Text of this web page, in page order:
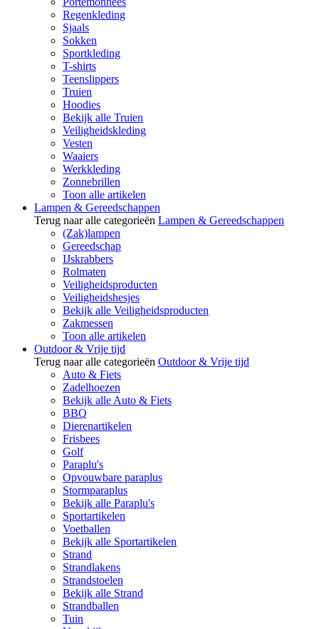
Regenkleding
Sjaals
Sokken
Sportkleding
T-shirts
Teenslippers
Truien
Hoodies
Bekijk alle Truien
Veiligheidskleding
Vesten
Waaiers
Werkkleding
Zonnebrillen
Toon alle artikelen
Lampen & Gereedschappen
Terug naar alle categorieën Lampen & Gereedschappen
(Zak)lampen
Gereedschap
IJskrabbers
Rolmaten
Veiligheidsproducten
Veiligheidshesjes
Bekijk alle Veiligheidsproducten
Zakmessen
Toon alle artikelen
Outdoor & Vrije tijd
Terug naar alle categorieën Outdoor & Vrije tijd
Auto & Fiets
Zadelhoezen
Bekijk alle Auto & Fiets
BBQ
Dierenartikelen
Frisbees
Golf
Paraplu's
Opvouwbare paraplus
Stormparaplus
Bekijk alle Paraplu's
Sportartikelen
Voetballen
Bekijk alle Sportartikelen
Strand
Strandlakens
Strandstoelen
Bekijk alle Strand
Strandballen
Tuin